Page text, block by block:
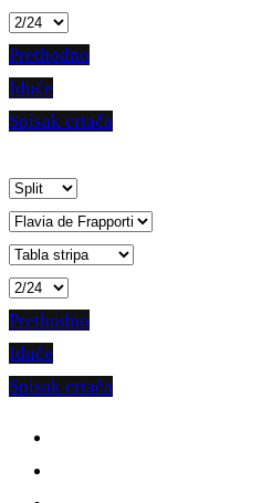
Prethodno
Iduće
Spisak crtača
Prethodno
Iduće
Spisak crtača